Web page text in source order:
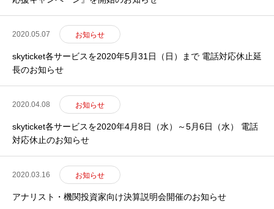
2020.05.07 お知らせ
skyticket各サービスを2020年5月31日（日）まで 電話対応休止延
長のお知らせ
2020.04.08 お知らせ
skyticket各サービスを2020年4月8日（水）～5月6日（水） 電話
対応休止のお知らせ
2020.03.16 お知らせ
アナリスト・機関投資家向け決算説明会開催のお知らせ